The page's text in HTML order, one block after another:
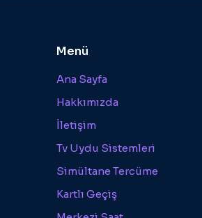
Menü
Ana Sayfa
Hakkımızda
İletişim
Tv Uydu Sistemleri
Simültane Tercüme
Kartlı Geçiş